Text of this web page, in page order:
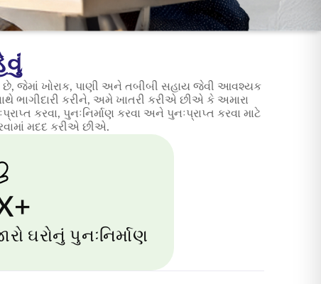
છે, જેમાં ખોરાક, પાણી અને તબીબી સહાય જેવી આવશ્યક
કરીને, અમે ખાતરી કરીએ છીએ કે અમારા
કરવા, પુનઃનિર્માણ કરવા અને પુનઃપ્રાપ્ત કરવા માટે
મદદ કરીએ છીએ.
ઘરોનું પુનઃનિર્માણ